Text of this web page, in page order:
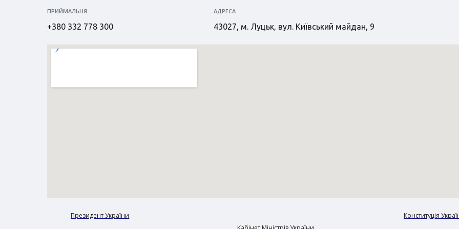
ПРИЙМАЛЬНЯ
+380 332 778 300
АДРЕСА
43027, м. Луцьк, вул. Київський майдан, 9
Президент України
Конституція